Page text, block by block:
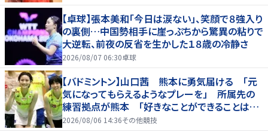
【卓球】張本美和「今日は涙ない」、笑顔で８強入り
の裏側…中国勢相手に崖っぷちから驚異の粘りで
大逆転、前夜の反省を生かした１８歳の冷静さ
2026/08/07 06:30卓球
【バドミントン】山口茜 熊本に勇気届ける 「元
気になってもらえるようなプレーを」 所属先の
練習拠点が熊本 「好きなことができることは当
たり前じゃない」
2026/08/06 14:36その他競技